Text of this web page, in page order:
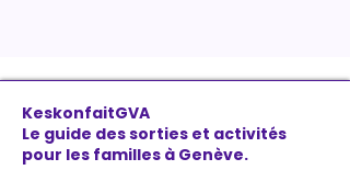
KeskonfaitGVA
Le guide des sorties et activités
pour les familles à Genève.